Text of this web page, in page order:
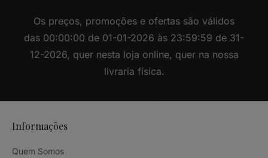
Os preços, promoções e ofertas são válidos
das 00:00:00 de 01-01-2026 às 23:59:59 de 31-
12-2026, quer nesta loja online, quer na nossa
livraria física.
Informações
Quem Somos